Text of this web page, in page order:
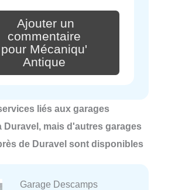
Ajouter un
commentaire
pour Mécaniqu'
Antique
liés aux garages
Duravel, mais d'autres garages
de Duravel sont disponibles
Garage Descamps